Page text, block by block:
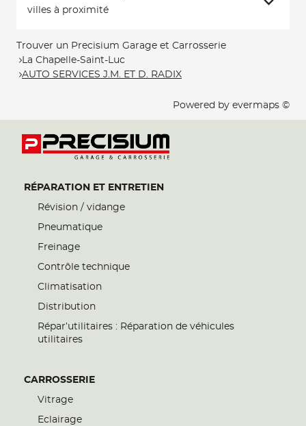
villes à proximité
Trouver un Precisium Garage et Carrosserie
La Chapelle-Saint-Luc
AUTO SERVICES J.M. ET D. RADIX
Powered by evermaps ©
RÉPARATION ET ENTRETIEN
Révision / vidange
Pneumatique
Freinage
Contrôle technique
Climatisation
Distribution
Répar’utilitaires : Réparation de véhicules
utilitaires
CARROSSERIE
Vitrage
Eclairage